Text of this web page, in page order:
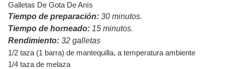
Galletas De Gota De Anís
Tiempo de preparación: 30 minutos.
Tiempo de horneado: 15 minutos.
Rendimiento: 32 galletas
1/2 taza (1 barra) de mantequilla, a temperatura ambiente
1/4 taza de melaza